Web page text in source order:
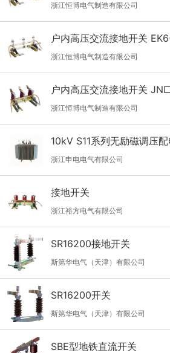
浙江恒博电气制造有限公司
户内高压交流接地开关
浙江恒博电气制造有限公司
户内高压交流接地开关
浙江恒博电气制造有限公司
10kV S11系列无励磁调压
浙江申电电气有限公司
接地开关
浙江裕方电气有限公司
SR16200接地开关
斯第华电气（天津）有限公司
SR16200开关
斯第华电气（天津）有限公司
SBE型地铁直流开关